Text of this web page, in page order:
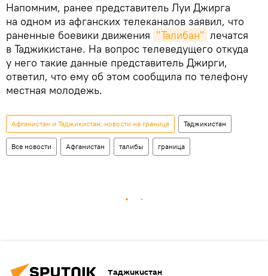
Напомним, ранее представитель Луи Джирга
на одном из афганских телеканалов заявил, что
раненные боевики движения "Талибан" лечатся
в Таджикистане. На вопрос телеведущего откуда
у него такие данные представитель Джирги,
ответил, что ему об этом сообщила по телефону
местная молодежь.
Афганистан и Таджикистан: новости на границе Таджикистан
Все новости Афганистан талибы граница
Таджикистан